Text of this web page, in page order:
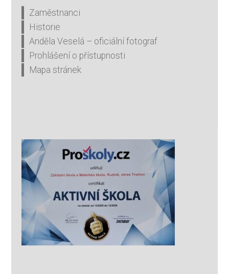
Zaměstnanci
Historie
Anděla Veselá – oficiální fotograf
Prohlášení o přístupnosti
Mapa stránek